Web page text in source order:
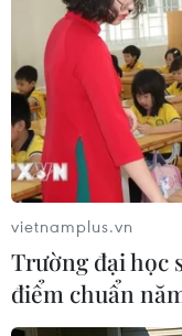
#Trung Quốc
Trung Quốc
Theo dõi VietnamPlus
vietnamplus.vn
Trường đại học
điểm chuẩn